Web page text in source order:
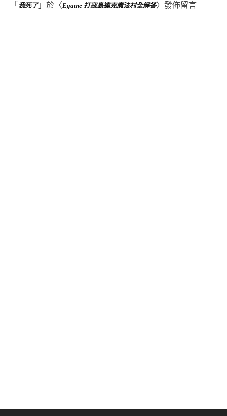
「 我死了」於〈Egame 打寇島達克魔法村全解答〉發佈留言